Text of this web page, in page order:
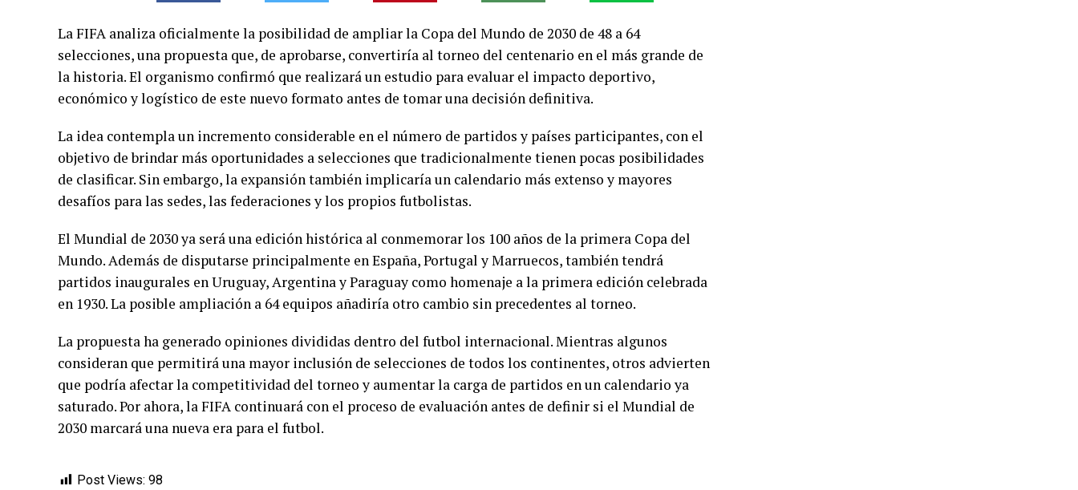
La FIFA analiza oficialmente la posibilidad de ampliar la Copa del Mundo de 2030 de 48 a 64
selecciones, una propuesta que, de aprobarse, convertiría al torneo del centenario en el más grande de
la historia. El organismo confirmó que realizará un estudio para evaluar el impacto deportivo,
económico y logístico de este nuevo formato antes de tomar una decisión definitiva.
La idea contempla un incremento considerable en el número de partidos y países participantes, con el
objetivo de brindar más oportunidades a selecciones que tradicionalmente tienen pocas posibilidades
de clasificar. Sin embargo, la expansión también implicaría un calendario más extenso y mayores
desafíos para las sedes, las federaciones y los propios futbolistas.
El Mundial de 2030 ya será una edición histórica al conmemorar los 100 años de la primera Copa del
Mundo. Además de disputarse principalmente en España, Portugal y Marruecos, también tendrá
partidos inaugurales en Uruguay, Argentina y Paraguay como homenaje a la primera edición celebrada
en 1930. La posible ampliación a 64 equipos añadiría otro cambio sin precedentes al torneo.
La propuesta ha generado opiniones divididas dentro del futbol internacional. Mientras algunos
consideran que permitirá una mayor inclusión de selecciones de todos los continentes, otros advierten
que podría afectar la competitividad del torneo y aumentar la carga de partidos en un calendario ya
saturado. Por ahora, la FIFA continuará con el proceso de evaluación antes de definir si el Mundial de
2030 marcará una nueva era para el futbol.
Post Views: 98